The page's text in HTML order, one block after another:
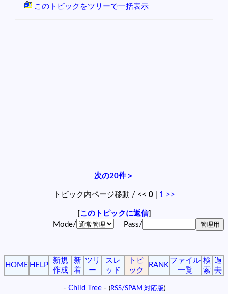
このトピックをツリーで一括表示
次の20件＞
トピック内ページ移動 / << 0| 1 >>
[このトピックに返信]
Mode/
Pass/
HOME HELP
新規
作成
新
着
ツリ
ー
スレ
ッド
トピ
ック
RANK
ファイル
一覧
検
索
過
去
- Child Tree- (RSS/SPAM 対応版)